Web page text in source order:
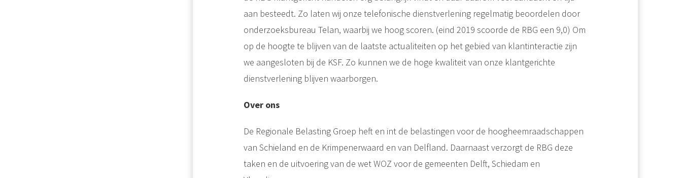
aan besteedt. Zo laten wij onze telefonische dienstverlening regelmatig beoordelen door
onderzoeksbureau Telan, waarbij we hoog scoren. (eind 2019 scoorde de RBG een 9,0) Om
op de hoogte te blijven van de laatste actualiteiten op het gebied van klantinteractie zijn
we aangesloten bij de KSF. Zo kunnen we de hoge kwaliteit van onze klantgerichte
dienstverlening blijven waarborgen.
Over ons
De Regionale Belasting Groep heft en int de belastingen voor de hoogheemraadschappen
van Schieland en de Krimpenerwaard en van Delfland. Daarnaast verzorgt de RBG deze
taken en de uitvoering van de wet WOZ voor de gemeenten Delft, Schiedam en